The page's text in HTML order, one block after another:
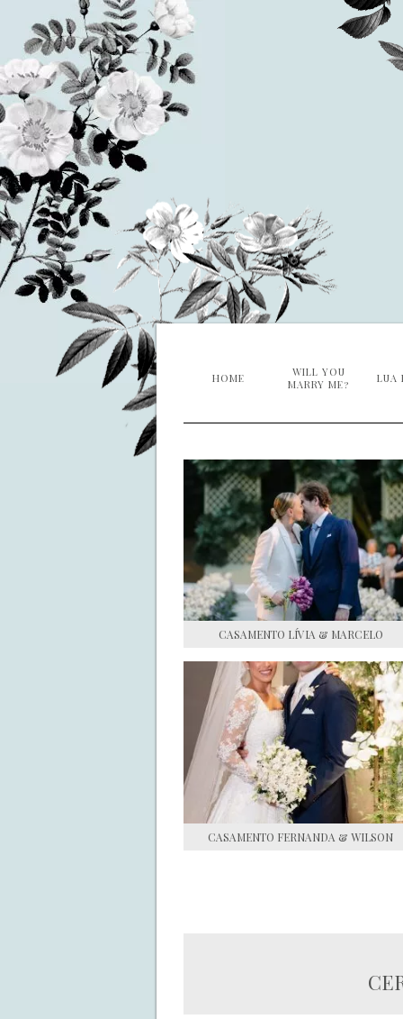
HOME
WILL YOU
MARRY ME?
LUA
CASAMENTO LÍVIA & MARCELO
CASAMENTO FERNANDA & WILSON